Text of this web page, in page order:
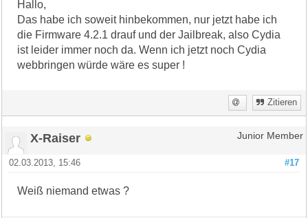
Hallo,
Das habe ich soweit hinbekommen, nur jetzt habe ich
die Firmware 4.2.1 drauf und der Jailbreak, also Cydia
ist leider immer noch da. Wenn ich jetzt noch Cydia
webbringen würde wäre es super !
Zitieren
X-Raiser Junior Member
#17
02.03.2013, 15:46
Weiß niemand etwas ?